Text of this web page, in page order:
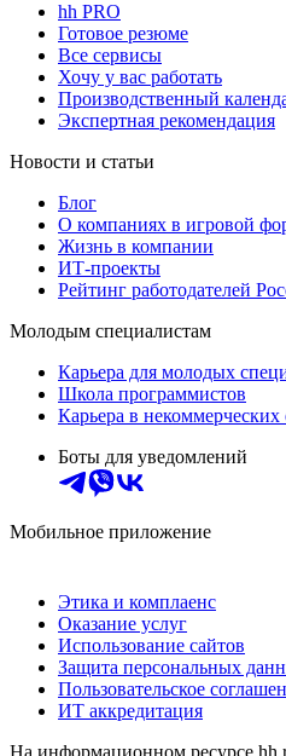
hh PRO
Готовое резюме
Все сервисы
Хочу у вас работать
Производственный
Экспертная рекомендация
Новости и статьи
Блог
О компаниях в игровой
Жизнь в компании
ИТ-проекты
Рейтинг работодателей
Молодым специалистам
Карьера для молодых
Школа программистов
Карьера в некоммерческих
Боты для уведомлений
Мобильное приложение
Этика и комплаенс
Оказание услуг
Использование сайтов
Защита персональных
Пользовательское
ИТ аккредитация
На информационном ресурсе